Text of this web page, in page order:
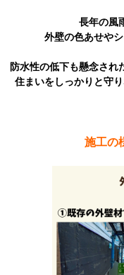
長年の風
外壁の色あせや
防水性の低下も懸念され
住まいをしっかりと守
施工の